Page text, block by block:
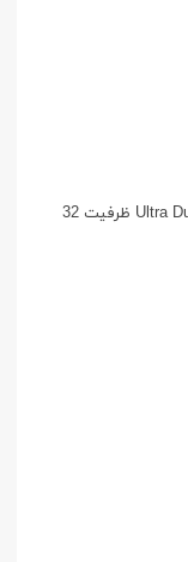
فلش مموری سن دیسک مدل Ultra Dual Drive Luxe ظرفیت 32